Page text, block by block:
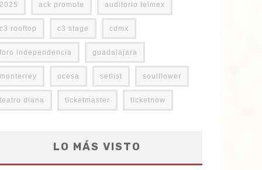
2025 ack promote auditorio telmex
c3 rooftop c3 stage cdmx
foro independencia guadalajara
monterrey ocesa setlist soulflower
teatro diana ticketmaster ticketnow
LO MÁS VISTO